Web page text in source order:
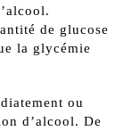
de glucose
la glycémie
ou
d’alcool. De